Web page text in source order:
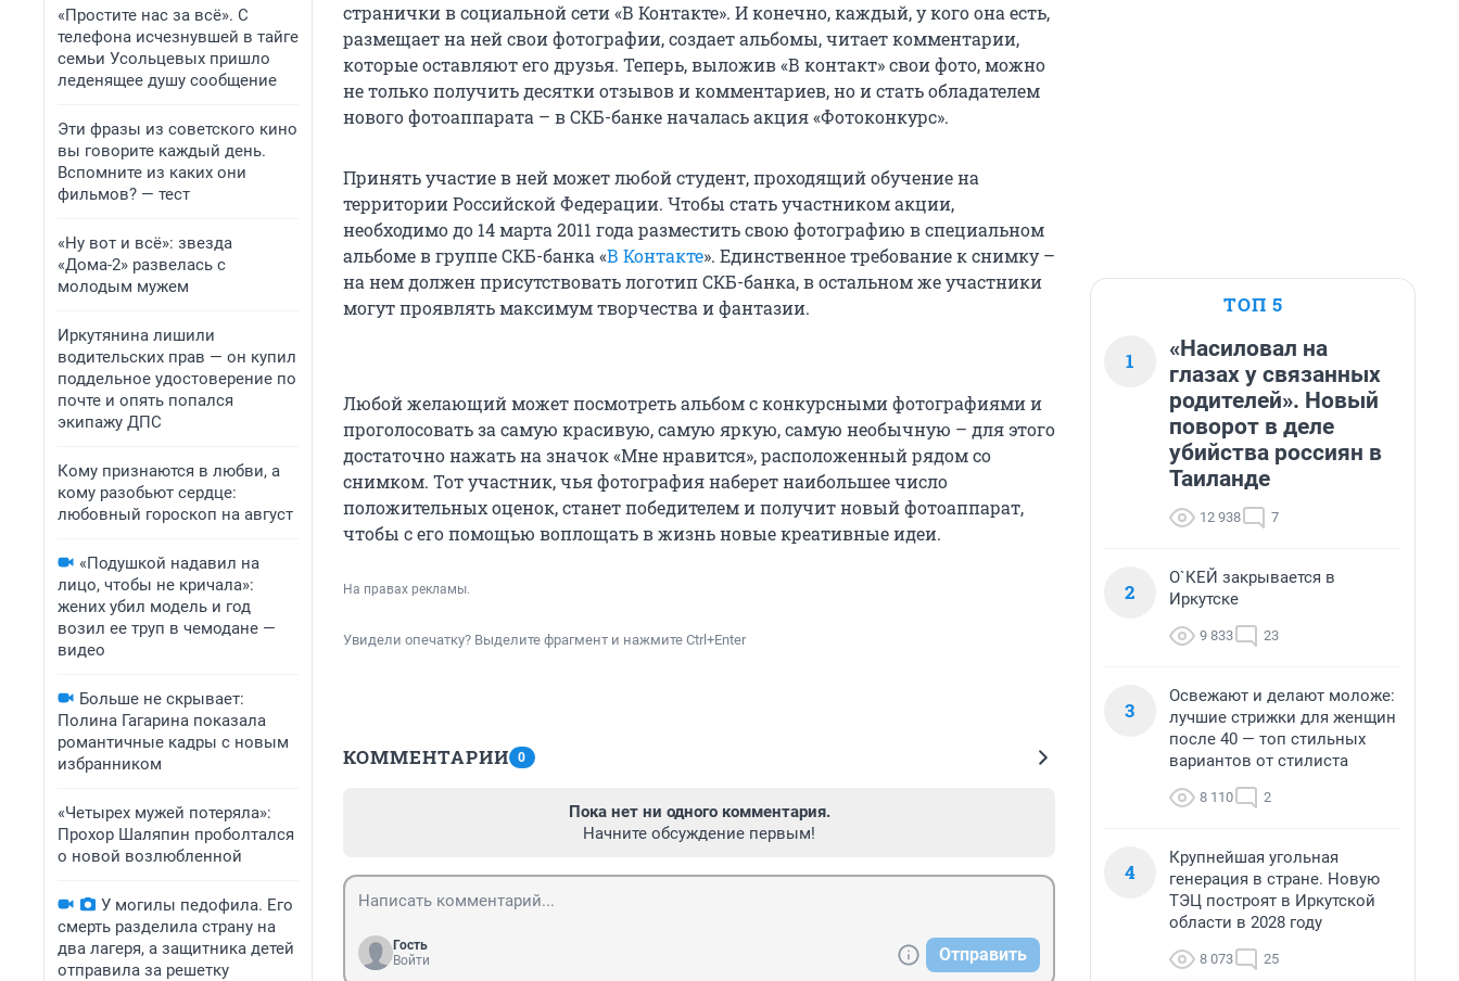
«Простите нас за всё». С
телефона исчезнувшей в тайге
семьи Усольцевых пришло
леденящее душу сообщение
Эти фразы из советского кино
вы говорите каждый день.
Вспомните из каких они
фильмов? — тест
«Ну вот и всё»: звезда
«Дома-2» развелась с
молодым мужем
Иркутянина лишили
водительских прав — он купил
поддельное удостоверение по
почте и опять попался
экипажу ДПС
Кому признаются в любви, а
кому разобьют сердце:
любовный гороскоп на август
«Подушкой надавил на
лицо, чтобы не кричала»:
жених убил модель и год
возил ее труп в чемодане —
видео
Больше не скрывает:
Полина Гагарина показала
романтичные кадры с новым
избранником
«Четырех мужей потеряла»:
Прохор Шаляпин проболтался
о новой возлюбленной
У могилы педофила. Его
смерть разделила страну на
два лагеря, а защитника детей
отправила за решетку
странички в социальной сети «В Контакте». И конечно, каждый, у кого она есть,
размещает на ней свои фотографии, создает альбомы, читает комментарии,
которые оставляют его друзья. Теперь, выложив «В контакт» свои фото, можно
не только получить десятки отзывов и комментариев, но и стать обладателем
нового фотоаппарата – в СКБ-банке началась акция «Фотоконкурс».
Принять участие в ней может любой студент, проходящий обучение на
территории Российской Федерации. Чтобы стать участником акции,
необходимо до 14 марта 2011 года разместить свою фотографию в специальном
альбоме в группе СКБ-банка «В Контакте». Единственное требование к снимку –
на нем должен присутствовать логотип СКБ-банка, в остальном же участники
могут проявлять максимум творчества и фантазии.
Любой желающий может посмотреть альбом с конкурсными фотографиями и
проголосовать за самую красивую, самую яркую, самую необычную – для этого
достаточно нажать на значок «Мне нравится», расположенный рядом со
снимком. Тот участник, чья фотография наберет наибольшее число
положительных оценок, станет победителем и получит новый фотоаппарат,
чтобы с его помощью воплощать в жизнь новые креативные идеи.
На правах рекламы.
Увидели опечатку? Выделите фрагмент и нажмите Ctrl+Enter
КОММЕНТАРИИ 0
Пока нет ни одного комментария.
Начните обсуждение первым!
Гость
Войти
Отправить
ТОП 5
1
«Насиловал на
глазах у связанных
родителей». Новый
поворот в деле
убийства россиян в
Таиланде
12 938 7
2
О`КЕЙ закрывается в
Иркутске
9 833 23
3
Освежают и делают моложе:
лучшие стрижки для женщин
после 40 — топ стильных
вариантов от стилиста
8 110 2
4
Крупнейшая угольная
генерация в стране. Новую
ТЭЦ построят в Иркутской
области в 2028 году
8 073 25